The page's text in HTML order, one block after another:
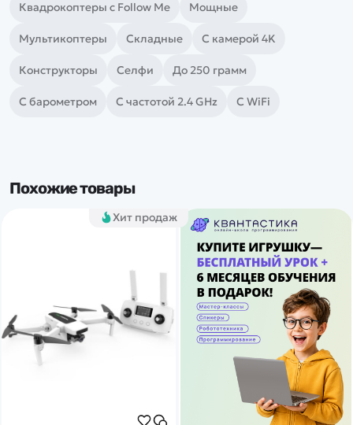
Квадрокоптеры с Follow Me Мощные
Мультикоптеры Складные С камерой 4K
Конструкторы Селфи До 250 грамм
С барометром С частотой 2.4 GHz С WiFi
Похожие товары
Хит продаж